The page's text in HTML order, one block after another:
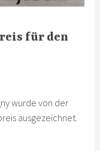
für den
wurde von der
ausgezeichnet.